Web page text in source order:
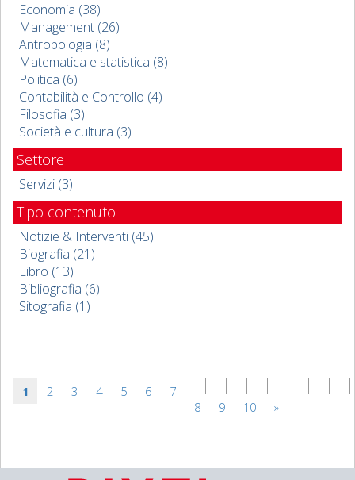
Economia (38)
Management (26)
Antropologia (8)
Matematica e statistica (8)
Politica (6)
Contabilità e Controllo (4)
Filosofia (3)
Società e cultura (3)
Settore
Servizi (3)
Tipo contenuto
Notizie & Interventi (45)
Biografia (21)
Libro (13)
Bibliografia (6)
Sitografia (1)
1 2 3 4 5 6
7
8
9 10 »